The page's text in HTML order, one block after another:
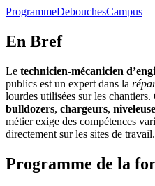
ProgrammeDebouchesCampus
En Bref
Le technicien-mécanicien
publics est un expert dans la
lourdes utilisées sur les
bulldozers, chargeurs,
métier exige des compétences
directement sur les sites de travail.
Programme de la